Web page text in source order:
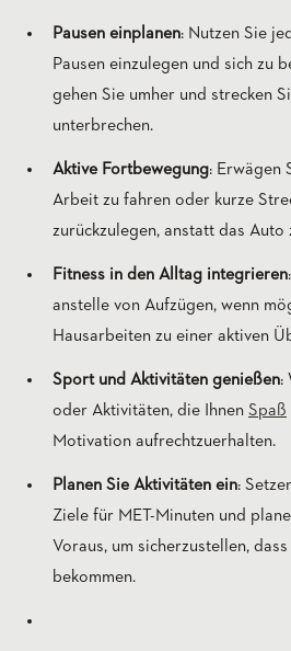
Pausen einplanen: Nutzen Sie
Pausen einzulegen und sich zu
gehen Sie umher und strecken
unterbrechen.
Aktive Fortbewegung: Erwägen
Arbeit zu fahren oder kurze
zurückzulegen, anstatt das Auto
Fitness in den Alltag integrieren
anstelle von Aufzügen, wenn
Hausarbeiten zu einer aktiven
Sport und Aktivitäten genießen:
oder Aktivitäten, die Ihnen Spaß
Motivation aufrechtzuerhalten.
Planen Sie Aktivitäten ein:
Ziele für MET-Minuten und
Voraus, um sicherzustellen,
bekommen.